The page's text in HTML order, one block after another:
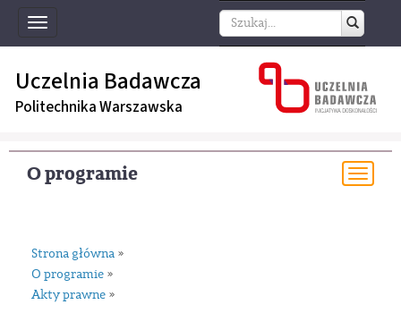
Toggle
navigation
Uczelnia Badawcza
Politechnika Warszawska
O programie
Strona główna »
O programie »
Akty prawne »